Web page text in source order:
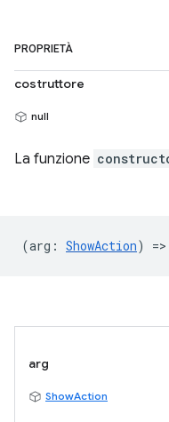
PROPRIETÀ
costruttore
null
La funzione
(arg : ShowAction)
arg
ShowAction